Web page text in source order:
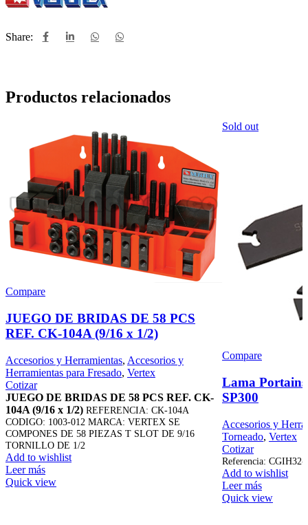
Share:
Productos relacionados
Compare
JUEGO DE BRIDAS DE 58 PCS
REF. CK-104A (9/16 x 1/2)
Accesorios y Herramientas, Accesorios y
Herramientas para Fresado, Vertex
Cotizar
JUEGO DE BRIDAS DE 58 PCS REF. CK-
104A (9/16 x 1/2) REFERENCIA: CK-104A
CODIGO: 1003-012 MARCA: VERTEX SE
COMPONES DE 58 PIEZAS T SLOT DE 9/16
TORNILLO DE 1/2
Add to wishlist
Leer más
Quick view
Sold out
Compare
Lama
SP300
Accesorios y
Torneado, Vertex
Cotizar
Referencia:
Add to wishlist
Leer más
Quick view